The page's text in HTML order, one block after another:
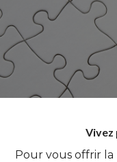
Vivez
Pour vous offrir